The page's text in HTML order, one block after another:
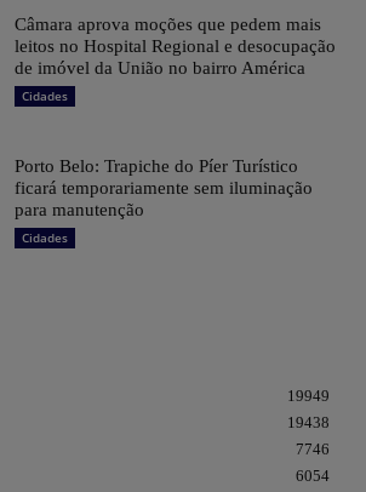
Câmara aprova moções que pedem mais
leitos no Hospital Regional e desocupação
de imóvel da União no bairro América
Cidades
Porto Belo: Trapiche do Píer Turístico
ficará temporariamente sem iluminação
para manutenção
Cidades
19949
19438
7746
6054